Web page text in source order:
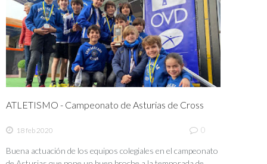
ATLETISMO - Campeonato de Asturias de Cross
18 feb 2020 0
Buena actuación de los equipos colegiales en el campeonato